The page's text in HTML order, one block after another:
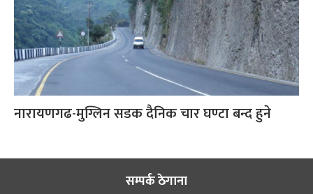
नारायणगढ-मुग्लिन सडक दैनिक चार घण्टा बन्द हुने
सम्पर्क ठेगाना